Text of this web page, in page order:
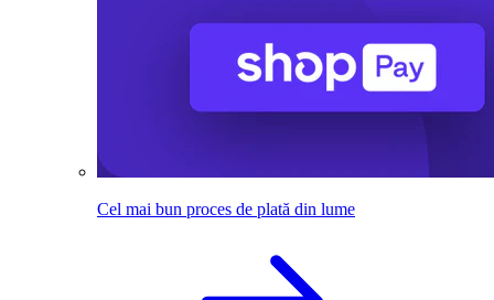
Cel mai bun proces de plată din lume